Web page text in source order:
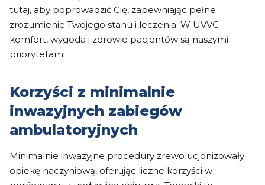
tutaj, aby poprowadzić Cię, zapewniając pełne
zrozumienie Twojego stanu i leczenia. W UVVC
komfort, wygoda i zdrowie pacjentów są naszymi
priorytetami.
Korzyści z minimalnie
inwazyjnych zabiegów
ambulatoryjnych
Minimalnie inwazyjne procedury zrewolucjonizowały
opiekę naczyniową, oferując liczne korzyści w